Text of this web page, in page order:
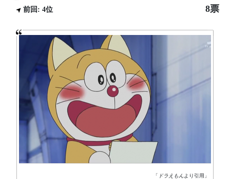
前回: 4位 8票
「 ドラえもん より引用」